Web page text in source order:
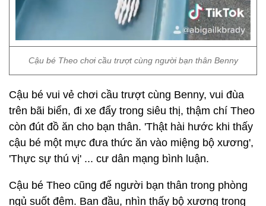
Cậu bé Theo chơi cầu trượt cùng người bạn thân Benny
Cậu bé vui vẻ chơi cầu trượt cùng Benny, vui đùa
trên bãi biển, đi xe đẩy trong siêu thị, thậm chí Theo
còn đút đồ ăn cho bạn thân. 'Thật hài hước khi thấy
cậu bé một mực đưa thức ăn vào miệng bộ xương',
'Thực sự thú vị' ... cư dân mạng bình luận.
Cậu bé Theo cũng để người bạn thân trong phòng
ngủ suốt đêm. Ban đầu, nhìn thấy bộ xương trong